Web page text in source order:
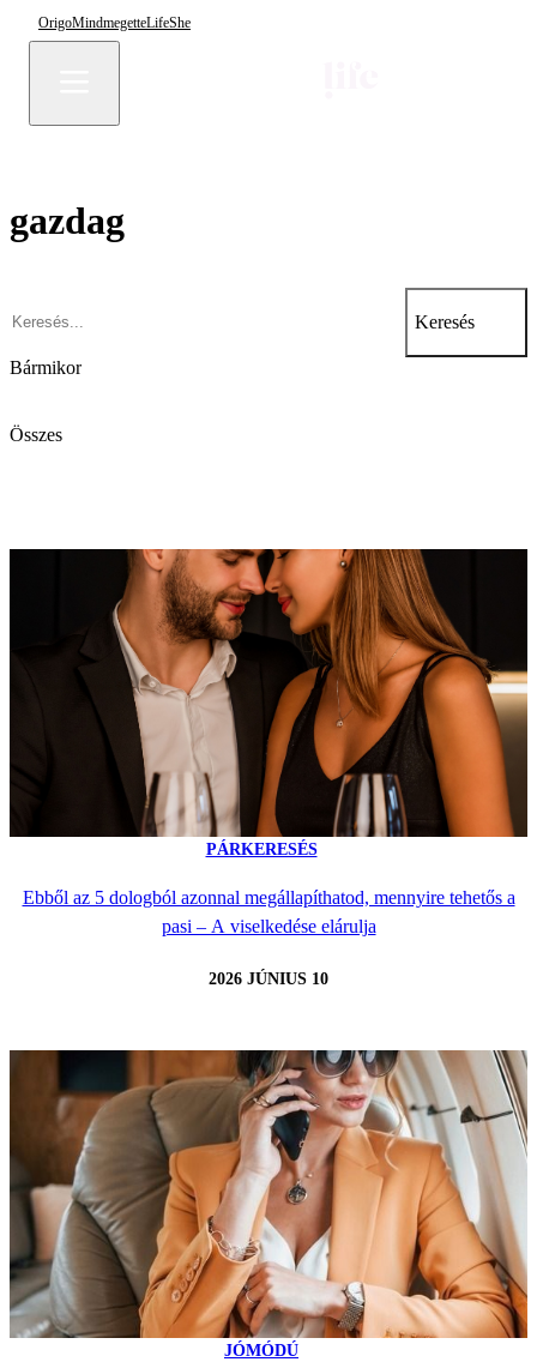
OrigoMindmegetteLifeShe
gazdag
Keresés
Bármikor
Összes
PÁRKERESÉS
Ebből az 5 dologból azonnal megállapíthatod, mennyire tehetős a
pasi – A viselkedése elárulja
2026 JÚNIUS 10
JÓMÓDÚ